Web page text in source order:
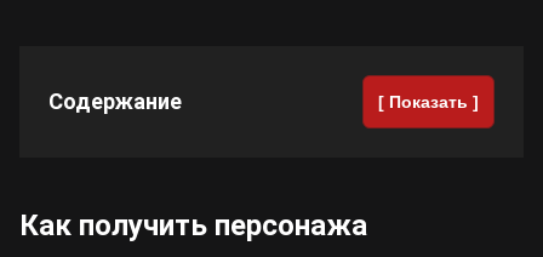
Содержание [ Показать ]
Как получить персонажа